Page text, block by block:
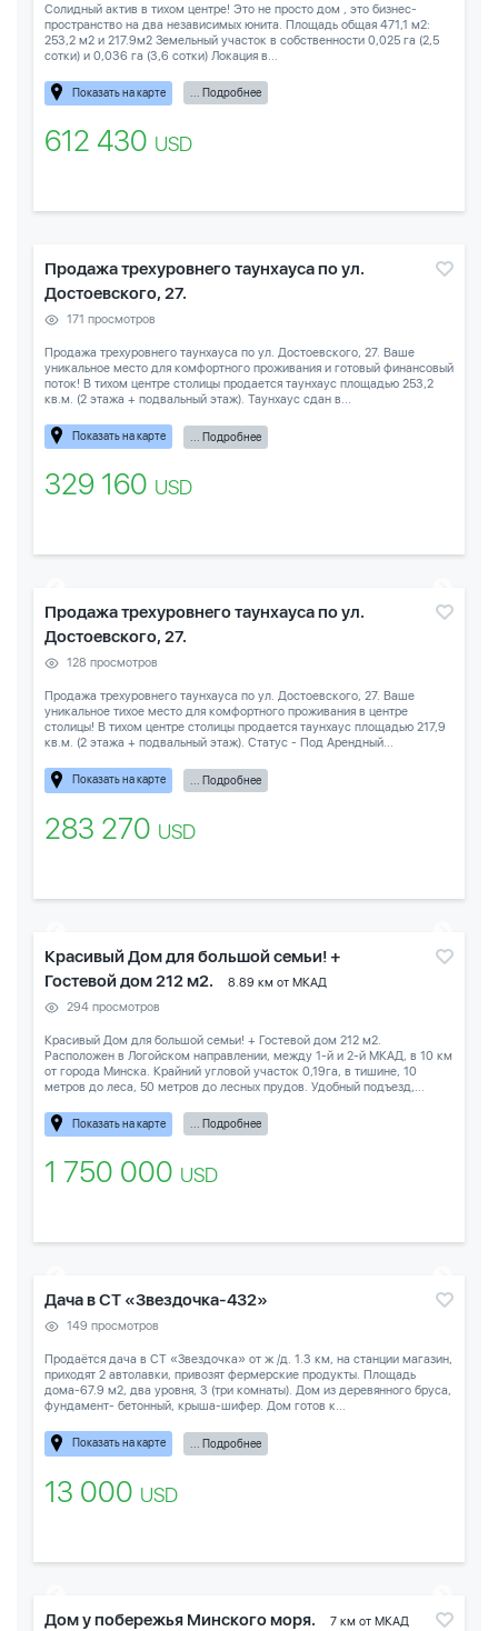
Солидный актив в тихом центре! Это не просто дом , это бизнес-
пространство на два независимых юнита. Площадь общая 471,1 м2:
253,2 м2 и 217.9м2 Земельный участок в собственности 0,025 га (2,5
сотки) и 0,036 га (3,6 сотки) Локация в...
Показать на карте ... Подробнее
612 430 USD
Продажа трехуровнего таунхауса по ул.
Достоевского, 27.
171 просмотров
Продажа трехуровнего таунхауса по ул. Достоевского, 27. Ваше
уникальное место для комфортного проживания и готовый финансовый
поток! В тихом центре столицы продается таунхаус площадью 253,2
кв.м. (2 этажа + подвальный этаж). Таунхаус сдан в...
Показать на карте ... Подробнее
329 160 USD
Продажа трехуровнего таунхауса по ул.
Достоевского, 27.
128 просмотров
Продажа трехуровнего таунхауса по ул. Достоевского, 27. Ваше
уникальное тихое место для комфортного проживания в центре
столицы! В тихом центре столицы продается таунхаус площадью 217,9
кв.м. (2 этажа + подвальный этаж). Статус - Под Арендный...
Показать на карте ... Подробнее
283 270 USD
Красивый Дом для большой семьи! +
Гостевой дом 212 м2.
8.89 км от МКАД
294 просмотров
Красивый Дом для большой семьи! + Гостевой дом 212 м2.
Расположен в Логойском направлении, между 1-й и 2-й МКАД, в 10 км
от города Минска. Крайний угловой участок 0,19га, в тишине, 10
метров до леса, 50 метров до лесных прудов. Удобный подъезд,...
Показать на карте ... Подробнее
1 750 000 USD
Дача в СТ «Звездочка-432»
149 просмотров
Продаётся дача в СТ «Звездочка» от ж /д. 1.3 км, на станции магазин,
приходят 2 автолавки, привозят фермерские продукты. Площадь
дома-67.9 м2, два уровня, 3 (три комнаты). Дом из деревянного бруса,
фундамент- бетонный, крыша-шифер. Дом готов к...
Показать на карте ... Подробнее
13 000 USD
Дом у побережья Минского моря.
7 км от МКАД